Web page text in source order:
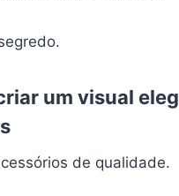
um visual
de qualidade.